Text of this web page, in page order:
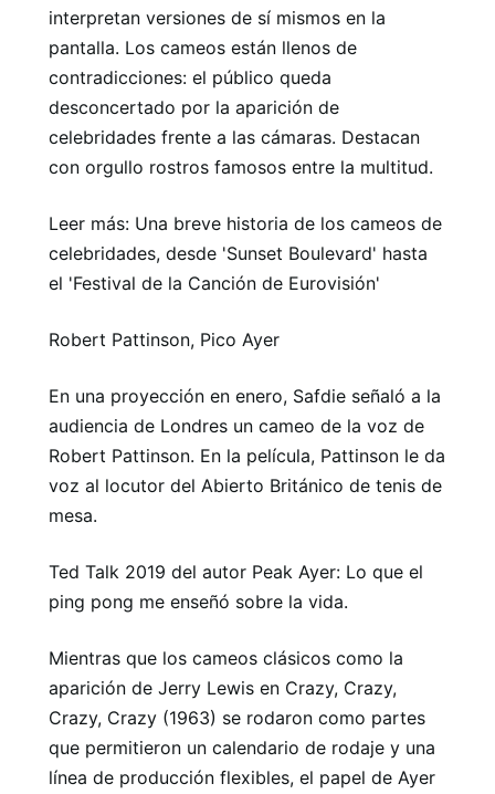
interpretan versiones de sí mismos en la
pantalla. Los cameos están llenos de
contradicciones: el público queda
desconcertado por la aparición de
celebridades frente a las cámaras. Destacan
con orgullo rostros famosos entre la multitud.
Leer más: Una breve historia de los cameos de
celebridades, desde 'Sunset Boulevard' hasta
el 'Festival de la Canción de Eurovisión'
Robert Pattinson, Pico Ayer
En una proyección en enero, Safdie señaló a la
audiencia de Londres un cameo de la voz de
Robert Pattinson. En la película, Pattinson le da
voz al locutor del Abierto Británico de tenis de
mesa.
Ted Talk 2019 del autor Peak Ayer: Lo que el
ping pong me enseñó sobre la vida.
Mientras que los cameos clásicos como la
aparición de Jerry Lewis en Crazy, Crazy,
Crazy, Crazy (1963) se rodaron como partes
que permitieron un calendario de rodaje y una
línea de producción flexibles, el papel de Ayer